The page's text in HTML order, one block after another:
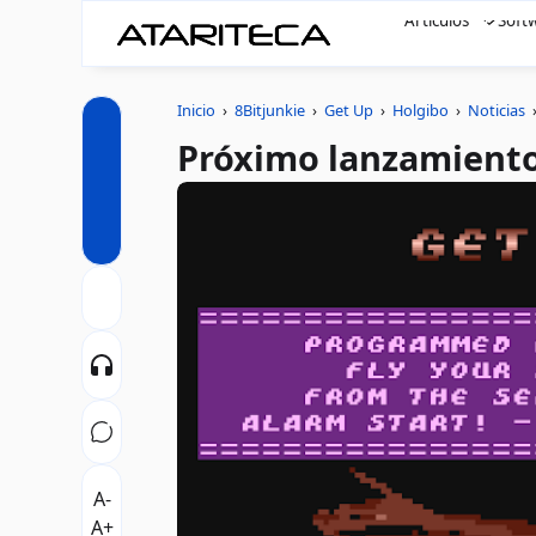
Artículos
Inicio › 8Bitjunkie › Get Up › Holgibo › Noticias ›
Próximo